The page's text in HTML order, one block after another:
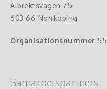
Albrektsvägen 75
603 66 Norrköping
Organisationsnummer
Samarbetspartners